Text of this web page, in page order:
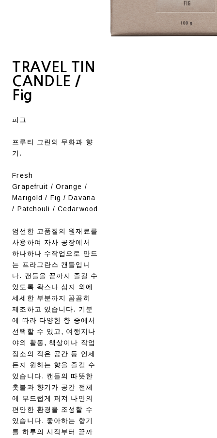
TRAVEL TIN
CANDLE /
Fig
피그
프루티 그린의 무화과 향
기.
Fresh
Grapefruit / Orange /
Marigold / Fig / Davana
/ Patchouli / Cedarwood
엄선한 고품질의 원재료를
사용하여 자사 공장에서
하나하나 수작업으로 만드
는 프라그란스 캔들입니
다. 캔들을 끝까지 즐길 수
있도록 왁스나 심지 외에
세세한 부분까지 꼼꼼히
제조하고 있습니다. 기분
에 따라 다양한 향 중에서
선택할 수 있고, 여행지나
야외 활동, 책상이나 작업
장소의 작은 공간 등 언제
든지 원하는 향을 즐길 수
있습니다. 캔들의 따뜻한
촛불과 향기가 공간 전체
에 부드럽게 퍼져 나만의
편안한 환경을 조성할 수
있습니다. 좋아하는 향기
를 하루의 시작부터 끝까